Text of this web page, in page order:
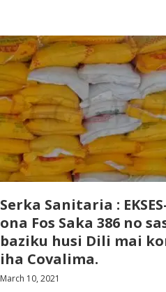
Serka Sanitaria :
ona Fos Saka 386 no
baziku husi Dili mai
iha Covalima.
March 10, 2021